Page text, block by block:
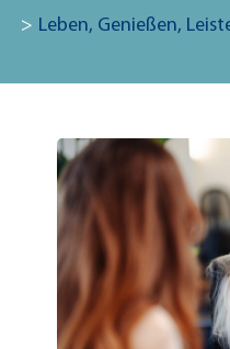
Leben, Genießen,